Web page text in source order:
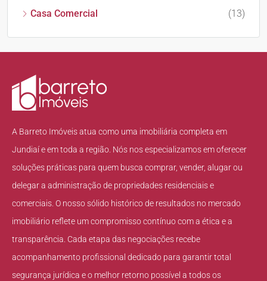
Casa Comercial
(13)
A Barreto Imóveis atua como uma imobiliária completa em
Jundiaí e em toda a região. Nós nos especializamos em oferecer
soluções práticas para quem busca comprar, vender, alugar ou
delegar a administração de propriedades residenciais e
comerciais. O nosso sólido histórico de resultados no mercado
imobiliário reflete um compromisso contínuo com a ética e a
transparência. Cada etapa das negociações recebe
acompanhamento profissional dedicado para garantir total
segurança jurídica e o melhor retorno possível a todos os